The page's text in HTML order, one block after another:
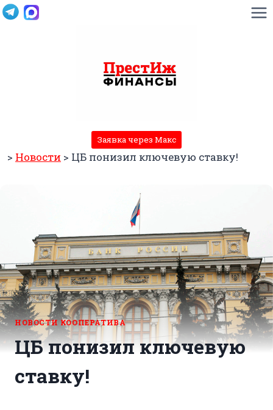
Перейти
Заявка через Макс
> Новости > ЦБ понизил ключевую ставку!
НОВОСТИ КООПЕРАТИВА
ЦБ понизил ключевую
ставку!